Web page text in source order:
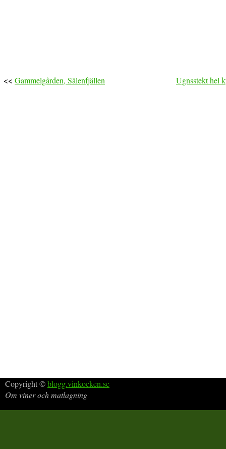
<< Gammelgården, Sälenfjällen Ugnsstekt hel
Copyright ©blogg.vinkocken.se
Om viner och matlagning